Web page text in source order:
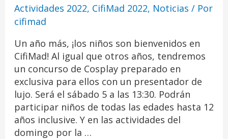
Actividades 2022, CifiMad 2022, Noticias / Por
cifimad
Un año más, ¡los niños son bienvenidos en
CifiMad! Al igual que otros años, tendremos
un concurso de Cosplay preparado en
exclusiva para ellos con un presentador de
lujo. Será el sábado 5 a las 13:30. Podrán
participar niños de todas las edades hasta 12
años inclusive. Y en las actividades del
domingo por la …